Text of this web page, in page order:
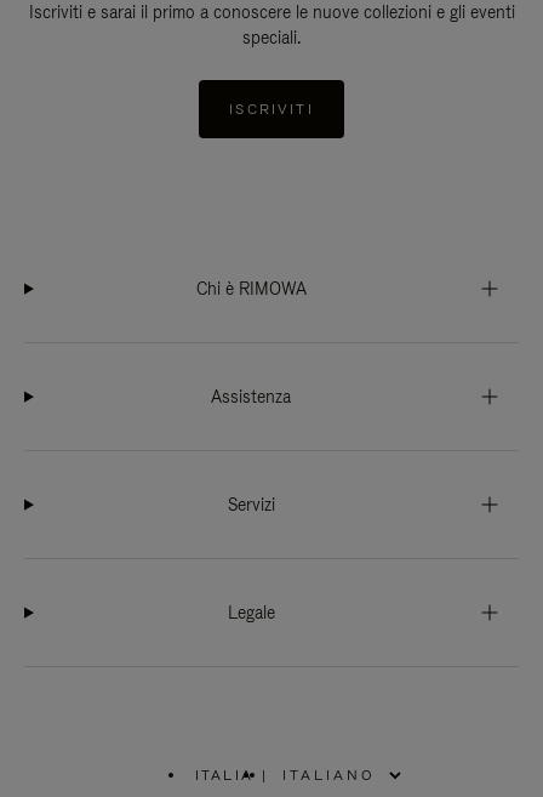
Iscriviti e sarai il primo a conoscere le nuove collezioni e gli eventi
speciali.
ISCRIVITI
Chi è RIMOWA
Assistenza
Servizi
Legale
ITALIA |